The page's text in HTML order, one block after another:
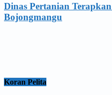
Dinas Pertanian
Bojongmangu
Koran Pelita